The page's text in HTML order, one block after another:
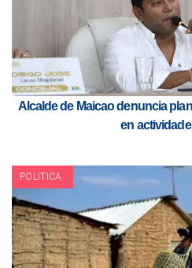
Alcalde de Maicao denuncia
en
POLITICA